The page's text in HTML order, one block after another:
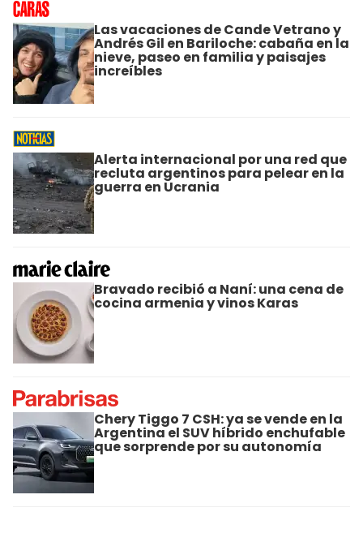
Las vacaciones de Cande Vetrano y
Andrés Gil en Bariloche: cabaña en la
nieve, paseo en familia y paisajes
increíbles
Alerta internacional por una red que
recluta argentinos para pelear en la
guerra en Ucrania
Bravado recibió a Naní: una cena de
cocina armenia y vinos Karas
Chery Tiggo 7 CSH: ya se vende en la
Argentina el SUV híbrido enchufable
que sorprende por su autonomía